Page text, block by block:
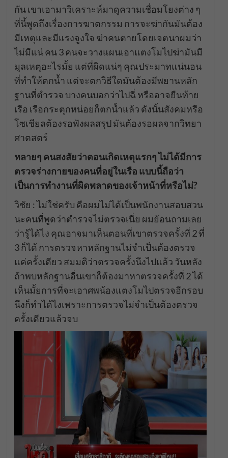
กัน เขาเอามาวิเคราะห์มาดูความเชื่อมโยงต่าง ๆ
ที่นี้พูดถึงเรื่องการฆาตกรรม การจะฆ่ากันมันต้อง
มีเหตุและมีแรงจูงใจ ฆ่าคนตายโดยเจตนาผมว่า
ไม่มีแน่ คน 3 คนจะวางแผนเอาแตงโมไปฆ่ามันมี
มูลเหตุอะไรมั้ย แต่ที่ผิดแน่ๆ คุณประมาทแน่นอน
ที่ทำให้ตกน้ำ แต่จะตกวิธีใดมันต้องมีพยานหลัก
ฐานที่ตำรวจ บางคนบอกว่าไปฉี่ หรืออาจยืนท้าย
เรือ เรือกระตุกหน่อยก็ตกน้ำแล้ว ดังนั้นสังคมหรือ
โซเชียลต้องรอฟังผลสรุป มันต้องรอผลจากวิทยา
ศาตสตร์
หลายๆ คนสงสัยว่าตอนเกิดเหตุแรกๆ ไม่ได้มีการ
ตรวจร่างกายของคนที่อยู่ในเรือ แบบนี้ถือว่า
เป็นการทำงานที่ผิดพลาดของเจ้าหน้าที่หรือไม่?
วิชัย : ไม่ใช่ครับ คือผมไม่ได้เป็นพนักงานสอบสวน
นะคนที่พูดว่าตำรวจไม่ตรวจเนี่ย ผมย้อนถามเลย
ว่ารู้ได้ไง คุณอาจมาเห็นตอนที่เขาตรวจครั้งที่ 2 ที่
3 ก็ได้ การตรวจหาหลักฐานไม่จำเป็นต้องตรวจ
แค่ครั้งเดียว สมมติว่าตรวจครั้งนึงไปแล้ว วันหลัง
ถ้าพบหลักฐานอื่นเขาก็ต้องมาหาตรวจครั้งที่ 2 ได้
เห็นมั้ยการที่จะเอาศพน้องแตงโมไปตรวจอีกรอบ
นึงก็ทำได้ไงเพราะการตรวจไม่จำเป็นต้องตรวจ
ครั้งเดียวแล้วจบ